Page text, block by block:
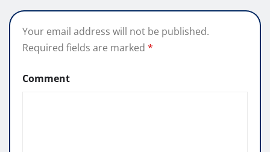
Your email address will not be published.
Required fields are marked *
Comment